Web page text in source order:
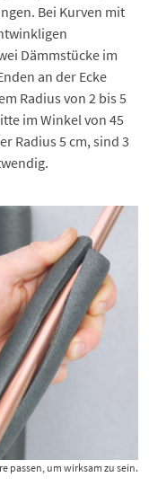
Bei Kurven mit
Dämmstücke im
an der Ecke
Radius von 2 bis 5
im Winkel von 45
Radius 5 cm, sind 3
passen, um wirksam zu sein.